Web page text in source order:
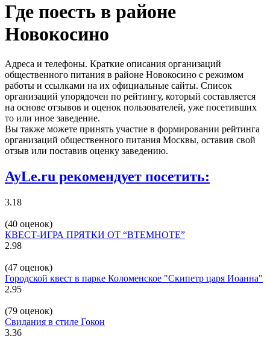
Где поесть в районе
Новокосино
Адреса и телефоны. Краткие описания организаций
общественного питания в районе Новокосино с режимом
работы и ссылками на их официальные сайты. Список
организаций упорядочен по рейтингу, который составляется
на основе отзывов и оценок пользователей, уже посетивших
то или иное заведение.
Вы также можете принять участие в формировании рейтинга
организаций общественного питания Москвы, оставив свой
отзыв или поставив оценку заведению.
AyLe.ru рекомендует посетить:
3.18
(40 оценок)
КВЕСТ-ИГРА ПРЯТКИ ОТ “ВТЕМНОТЕ”
2.98
(47 оценок)
Городской квест в парке Коломенское "Скипетр царя Иоанна"
2.95
(79 оценок)
Свидания в стиле Гокон
3.36